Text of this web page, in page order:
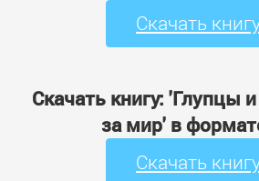
Скачать
Скачать книгу: 'Глупцы
за мир' в
Скачать